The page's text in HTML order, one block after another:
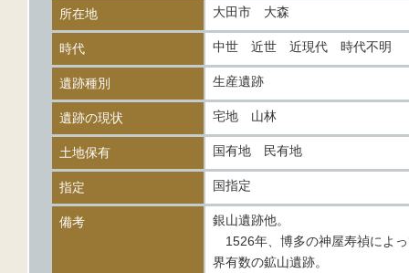
所在地 大田市 大森
時代 中世 近世 近現代 時代不明
遺跡種別 生産遺跡
遺跡の現状 宅地 山林
土地保有 国有地 民有地
指定 国指定
備考
銀山遺跡他。
1526年、博多の神屋寿禎によ
界有数の鉱山遺跡。